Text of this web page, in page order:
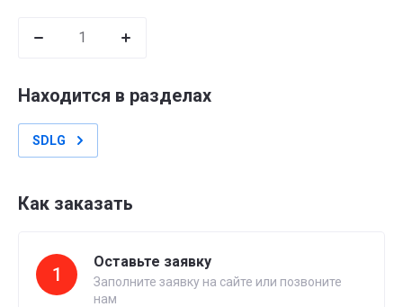
Находится в разделах
SDLG
Как заказать
1
Оставьте заявку
Заполните заявку на сайте или позвоните
нам